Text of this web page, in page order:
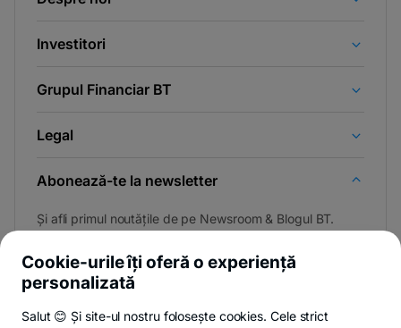
Investitori
Grupul Financiar BT
Legal
Abonează-te la newsletter
Și afli primul noutățile de pe Newsroom & Blogul BT.
Cookie-urile îți oferă o experiență
personalizată
Salut 😊 Și site-ul nostru folosește cookies. Cele strict